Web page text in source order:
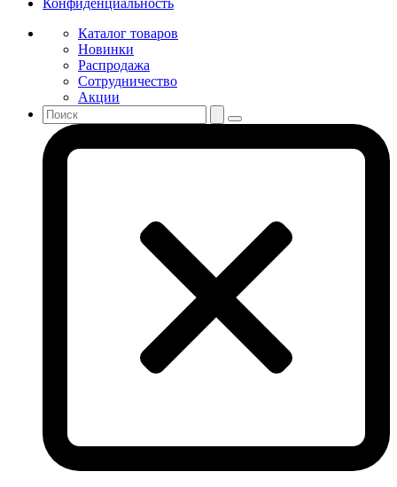
Каталог товаров
Новинки
Распродажа
Сотрудничество
Акции